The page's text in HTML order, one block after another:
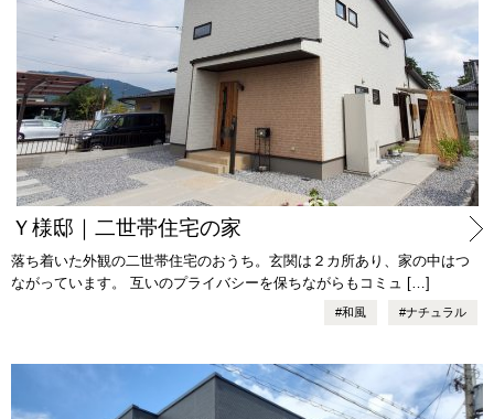
Ｙ様邸｜二世帯住宅の家
落ち着いた外観の二世帯住宅のおうち。玄関は２カ所あり、家の中はつ
ながっています。 互いのプライバシーを保ちながらもコミュ […]
#ナチュラル
#和風